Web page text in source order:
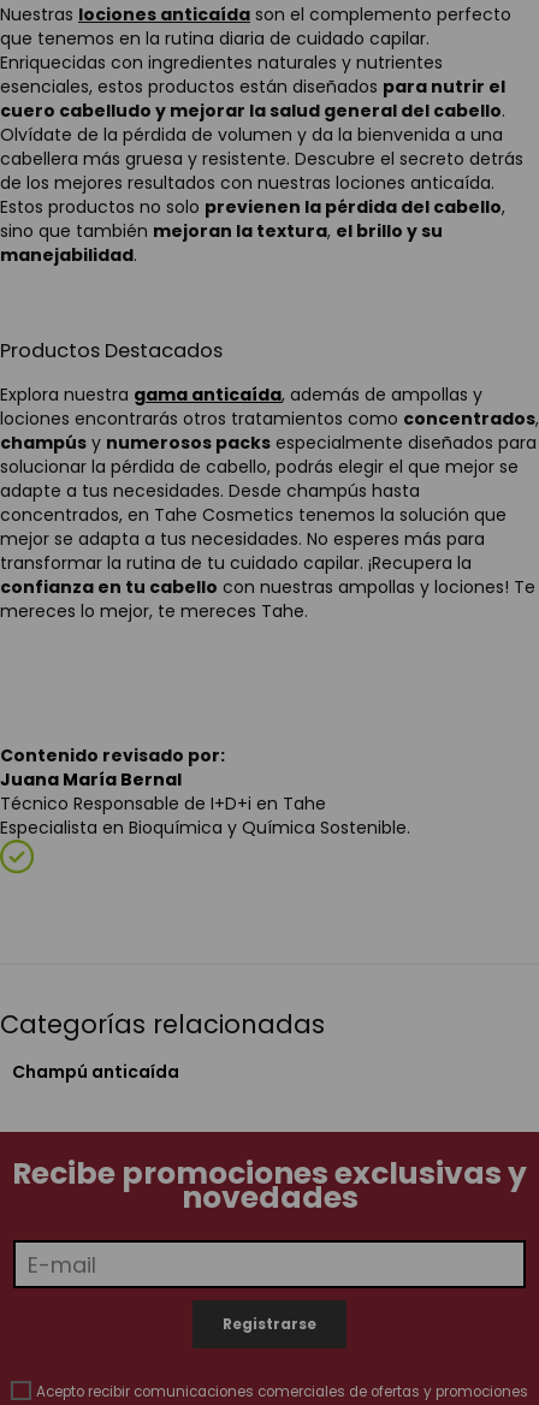
Nuestras lociones anticaída son el complemento perfecto
que tenemos en la rutina diaria de cuidado capilar.
Enriquecidas con ingredientes naturales y nutrientes
esenciales, estos productos están diseñados para nutrir el
cuero cabelludo y mejorar la salud general del cabello.
Olvídate de la pérdida de volumen y da la bienvenida a una
cabellera más gruesa y resistente. Descubre el secreto detrás
de los mejores resultados con nuestras lociones anticaída.
Estos productos no solo previenen la pérdida del cabello,
sino que también mejoran la textura, el brillo y su
manejabilidad.
Productos Destacados
Explora nuestra gama anticaída, además de ampollas y
lociones encontrarás otros tratamientos como concentrados,
champús y numerosos packs especialmente diseñados para
solucionar la pérdida de cabello, podrás elegir el que mejor se
adapte a tus necesidades. Desde champús hasta
concentrados, en Tahe Cosmetics tenemos la solución que
mejor se adapta a tus necesidades. No esperes más para
transformar la rutina de tu cuidado capilar. ¡Recupera la
confianza en tu cabello con nuestras ampollas y lociones! Te
mereces lo mejor, te mereces Tahe.
Contenido revisado por:
Juana María Bernal
Técnico Responsable de I+D+i en Tahe
Especialista en Bioquímica y Química Sostenible.
Categorías relacionadas
Champú anticaída
Recibe promociones exclusivas y
novedades
Acepto recibir comunicaciones comerciales de ofertas y promociones